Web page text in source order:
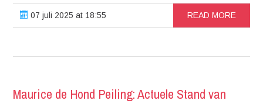
07 juli 2025 at 18:55 READ MORE
Maurice de Hond Peiling: Actuele Stand van